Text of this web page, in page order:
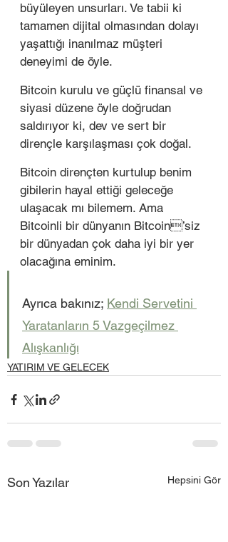
büyüleyen unsurları. Ve tabii ki
tamamen dijital olmasından dolayı
yaşattığı inanılmaz müşteri
deneyimi de öyle.
Bitcoin kurulu ve güçlü finansal ve
siyasi düzene öyle doğrudan
saldırıyor ki, dev ve sert bir
dirençle karşılaşması çok doğal.
Bitcoin dirençten kurtulup benim
gibilerin hayal ettiği geleceğe
ulaşacak mı bilemem. Ama
Bitcoinli bir dünyanın Bitcoin’siz
bir dünyadan çok daha iyi bir yer
olacağına eminim.
Ayrıca bakınız; Kendi Servetini
Yaratanların 5 Vazgeçilmez
Alışkanlığı
YATIRIM VE GELECEK
Son Yazılar Hepsini Gör